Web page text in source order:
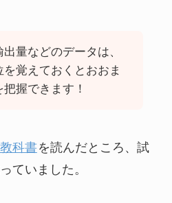
量などのデータは、
覚えておくとおおま
握できます！
科書を読んだところ、試
ていました。